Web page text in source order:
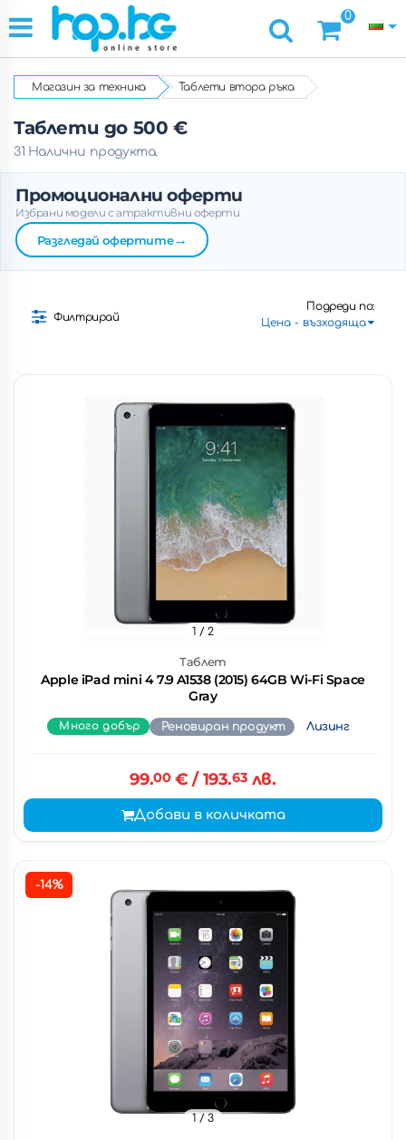
0
Магазин за техника Таблети втора ръка
Таблети до 500 €
31 Налични продукта.
Промоционални оферти
Избрани модели с атрактивни оферти
Разгледай офертите→
Филтрирай
Подреди по:
Таблет
Apple iPad mini 4 7.9 A1538 (2015) 64GB Wi-Fi Space
Gray
1 / 2
Много добър Реновиран продукт Лизинг
99.00€ / 193.63 лв.
Добави в количката
-14%
1 / 3